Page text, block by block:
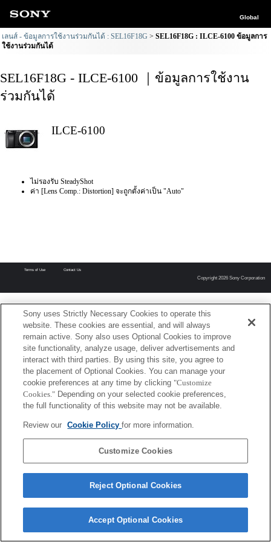
Global
เลนส์ - ข้อมูลการใช้งานร่วมกันได้ : SEL16F18G
SEL16F18G : ILCE-6100 ข้อมูลการ
ใช้งานร่วมกันได้
SEL16F18G - ILCE-6100 ｜ข้อมูลการใช้งาน
ร่วมกันได้
ILCE-6100
ไม่รองรับ SteadyShot
ค่า [Lens Comp.: Distortion] จะถูกตั้งค่าเป็น "Auto"
Terms of Use Contact Us
Copyright 2026 Sony Corporation
Sony uses Strictly Necessary Cookies to operate this
website. These cookies are essential, and will always
remain active. Sony also uses Optional Cookies to improve
site functionality, analyze usage, deliver advertisements and
interact with third parties. By using this site, you agree to
the placement of Optional Cookies. You can manage your
cookie preferences at any time by clicking "Customize
Cookies." Depending on your selected cookie preferences,
the full functionality of this website may not be available.
Review our Cookie Policyfor more information.
Customize Cookies
Reject Optional Cookies
Accept Optional Cookies